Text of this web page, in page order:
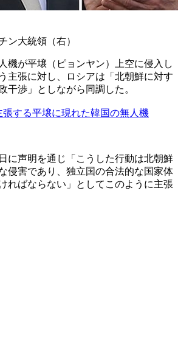
ン大統領（右）
機が平壌（ピョンヤン）上空に侵入し
主張に対し、ロシアは「北朝鮮に対す
干渉」としながら同調した。
する平壌に現れた韓国の無人機
に声明を通じ「こうした行動は北朝鮮
侵害であり、独立国の合法的な国家体
ればならない」としてこのように主張